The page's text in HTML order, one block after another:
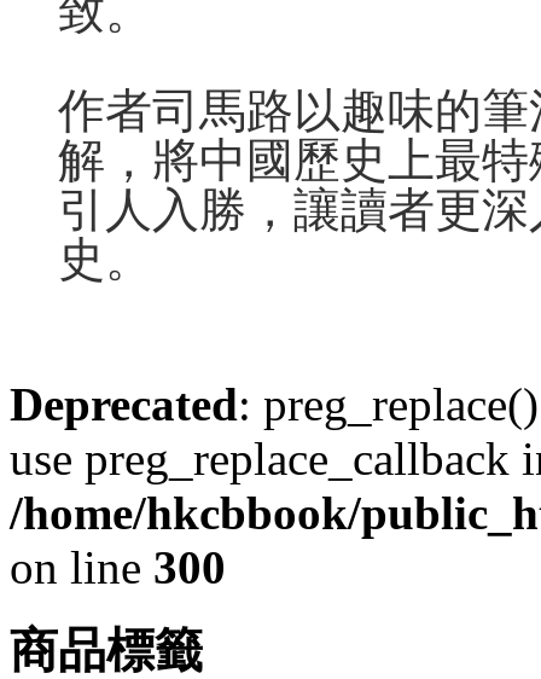
致。
作者司馬路以趣味的
解，將中國歷史上最
引人入勝，讓讀者更
史。
Deprecated:
use preg_replace_callback
/home/hkcbbook/
on line 300
商品標籤